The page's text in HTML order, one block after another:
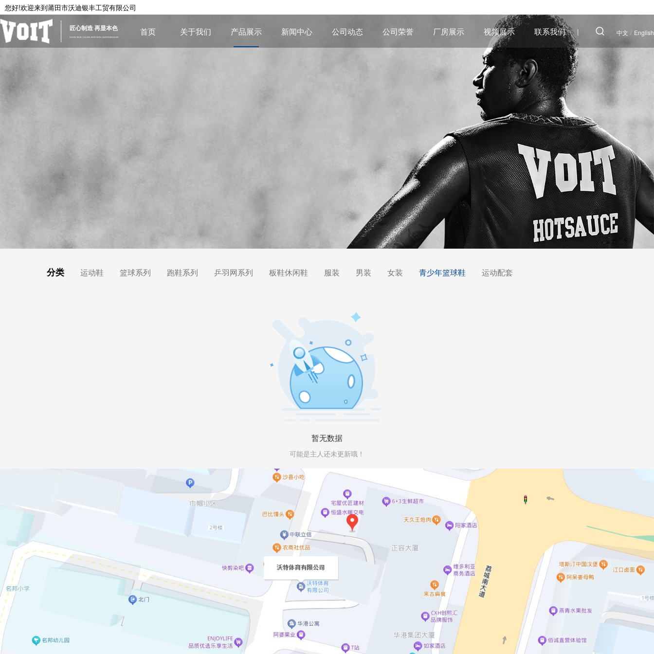
您好!欢迎来到莆田市沃迪银丰工贸有限公司
匠心制造 再显本色
SHOW TRUE COLORS WITH WITH CRAFTSMANSHIP 首页 关于我们 产品展示 新闻中心 公司动态 公司荣誉 厂房展示 视频展示 联系我们 | 中文 / English
分类 运动鞋 篮球系列 跑鞋系列 乒羽网系列 板鞋休闲鞋 服装 男装 女装 青少年篮球鞋 运动配套
暂无数据
可能是主人还未更新哦！